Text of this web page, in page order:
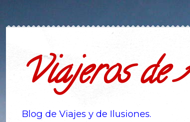
Viajeros de
Blog de Viajes y de Ilusiones.